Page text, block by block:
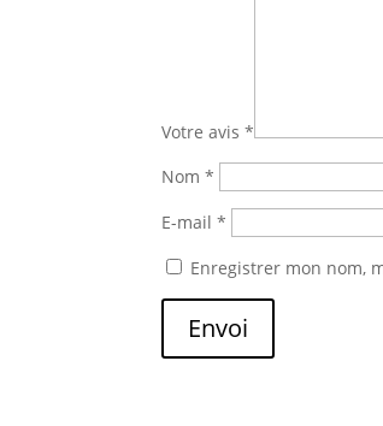
Votre avis*
Nom*
E-mail*
Enregistrer mon nom,
Envoi